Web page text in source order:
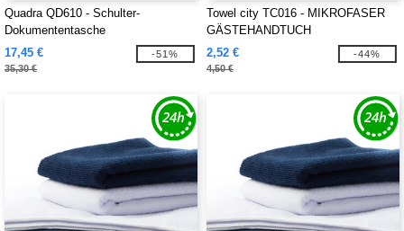
Quadra QD610 - Schulter-
Dokumententasche
17,45 €
35,30 €
-51%
Towel city TC016 - MIKROFASER
GÄSTEHANDTUCH
2,52 €
4,50 €
-44%